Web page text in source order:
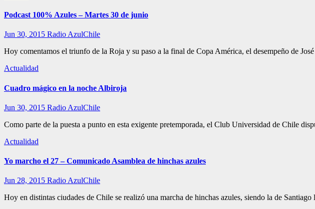
Podcast 100% Azules – Martes 30 de junio
Jun 30, 2015 Radio AzulChile
Hoy comentamos el triunfo de la Roja y su paso a la final de Copa América, el desempeño de
Actualidad
Cuadro mágico en la noche Albiroja
Jun 30, 2015 Radio AzulChile
Como parte de la puesta a punto en esta exigente pretemporada, el Club Universidad de Chile
Actualidad
Yo marcho el 27 – Comunicado Asamblea de hinchas azules
Jun 28, 2015 Radio AzulChile
Hoy en distintas ciudades de Chile se realizó una marcha de hinchas azules, siendo la de